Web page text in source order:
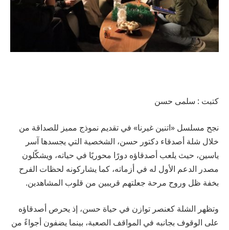
كتبت : سلمى حسن
نجح مسلسل «اتنين غيرنا» في تقديم نموذج مميز للصداقة من
خلال شلة أصدقاء دكتور حسن، الشخصية التي يجسدها آسر
ياسين، حيث يلعب أصدقاؤه دورًا محوريًا في حياته، ويشكّلون
مصدر الدعم الأول له في أزماته، كما يشاركونه لحظات الفرح
بخفة ظل وروح مرحة جعلتهم قريبين من قلوب المشاهدين.
وتظهر الشلة كعنصر توازن في حياة حسن، إذ يحرص أصدقاؤه
على الوقوف بجانبه في المواقف الصعبة، بينما يضفون أجواءً من